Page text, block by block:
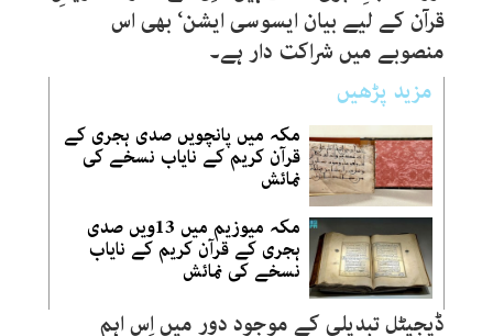
قرآن کے لیے بیان ایسوسی ایشن‘ بھی اس
منصوبے میں شراکت دار ہے۔
مزید پڑھیں
مکہ میں پانچویں صدی ہجری کے
قرآن کریم کے نایاب نسخے کی
نمائش
مکہ میوزیم میں 13ویں صدی
ہجری کے قرآن کریم کے نایاب
نسخے کی نمائش
ڈیجیٹل تبدیلی کے موجود دور میں اِس اہم